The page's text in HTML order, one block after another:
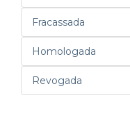
Fracassada
Homologada
Revogada